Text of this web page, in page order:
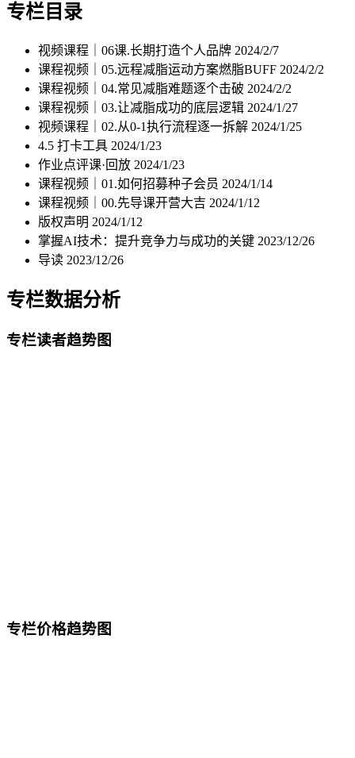
专栏目录
视频课程｜06课.长期打造个人品牌 2024/2/7
课程视频｜05.远程减脂运动方案燃脂BUFF 2024/2/2
课程视频｜04.常见减脂难题逐个击破 2024/2/2
课程视频｜03.让减脂成功的底层逻辑 2024/1/27
视频课程｜02.从0-1执行流程逐一拆解 2024/1/25
4.5 打卡工具 2024/1/23
作业点评课·回放 2024/1/23
课程视频｜01.如何招募种子会员 2024/1/14
课程视频｜00.先导课开营大吉 2024/1/12
版权声明 2024/1/12
掌握AI技术：提升竞争力与成功的关键 2023/12/26
导读 2023/12/26
专栏数据分析
专栏读者趋势图
专栏价格趋势图